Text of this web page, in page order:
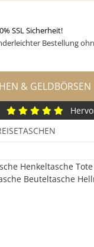
SSL Sicherheit!
Bestellung
& GELDBÖRSEN